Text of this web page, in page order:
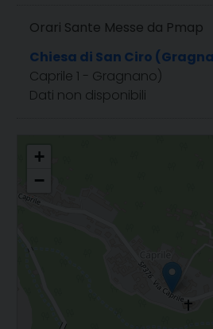
Orari Sante Messe da Pmap
Chiesa di San Ciro
Caprile 1 - Gragnano)
Dati non disponibili
+
−